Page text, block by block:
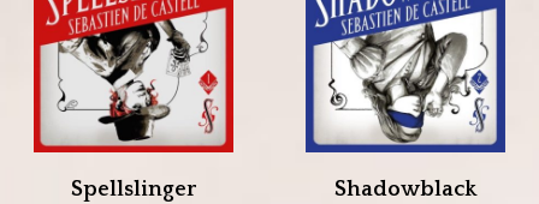
Spellslinger Shadowblack